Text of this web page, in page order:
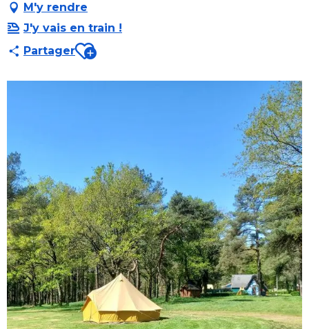
M'y rendre
J'y vais en train !
PartagerAjouter aux favoris